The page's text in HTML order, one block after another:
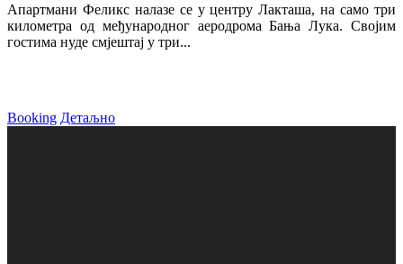
Апартмани Феликс налазе се у центру Лакташа, на само три
километра од међународног аеродрома Бања Лука. Својим
гостима нуде смјештај у три...
Booking Детаљно